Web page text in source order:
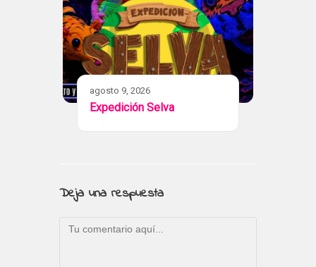
agosto 9, 2026
Expedición Selva
Deja una respuesta
Comentario